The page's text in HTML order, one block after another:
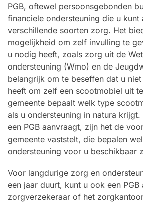
PGB, oftewel persoonsgebonden
financiele ondersteuning die u kunt
verschillende soorten zorg. Het
mogelijkheid om zelf invulling te
u nodig heeft, zoals zorg uit de
ondersteuning (Wmo) en de
belangrijk om te beseffen dat u
heeft om zelf een scootmobiel uit
gemeente bepaalt welk type
als u ondersteuning in natura
een PGB aanvraagt, zijn het de
gemeente vaststelt, die bepalen
ondersteuning voor u beschikbaar
Voor langdurige zorg en
een jaar duurt, kunt u ook een
zorgverzekeraar of het